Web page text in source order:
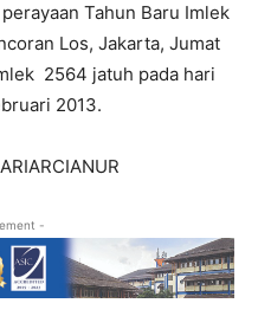
Tahun Baru Imlek
Los, Jakarta, Jumat
2564 jatuh pada hari
2013.
-